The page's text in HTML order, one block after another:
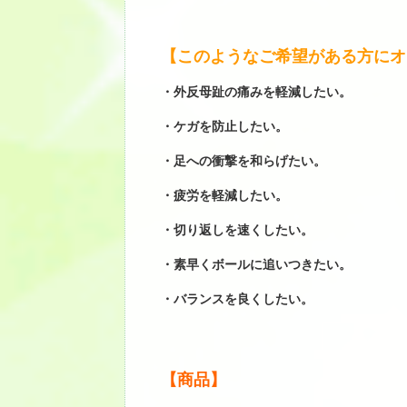
【このようなご希望がある方に
・外反母趾の痛みを軽減したい。
・ケガを防止したい。
・足への衝撃を和らげたい。
・疲労を軽減したい。
・切り返しを速くしたい。
・素早くボールに追いつきたい。
・バランスを良くしたい。
【商品】